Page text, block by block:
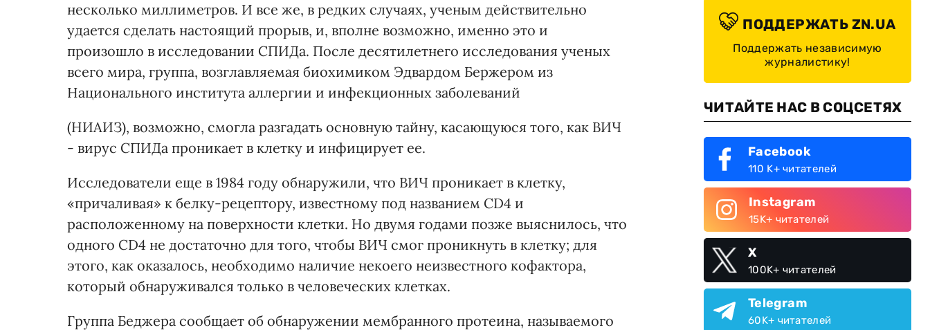
несколько миллиметров. И все же, в редких случаях, ученым действительно
удается сделать настоящий прорыв, и, вполне возможно, именно это и
произошло в исследовании СПИДа. После десятилетнего исследования ученых
всего мира, группа, возглавляемая биохимиком Эдвардом Бержером из
Национального института аллергии и инфекционных заболеваний
(НИАИЗ), возможно, смогла разгадать основную тайну, касающуюся того, как ВИЧ
- вирус СПИДа проникает в клетку и инфицирует ее.
Исследователи еще в 1984 году обнаружили, что ВИЧ проникает в клетку,
«причаливая» к белку-рецептору, известному под названием CD4 и
расположенному на поверхности клетки. Но двумя годами позже выяснилось, что
одного CD4 не достаточно для того, чтобы ВИЧ смог проникнуть в клетку; для
этого, как оказалось, необходимо наличие некоего неизвестного кофактора,
который обнаруживался только в человеческих клетках.
Группа Беджера сообщает об обнаружении мембранного протеина, называемого
ПОДДЕРЖАТЬ ZN.UA
Поддержать независимую
журналистику!
ЧИТАЙТЕ НАС В СОЦСЕТЯХ
Facebook
110 K+ читателей
Instagram
15K+ читателей
X
100K+ читателей
Telegram
60K+ читателей